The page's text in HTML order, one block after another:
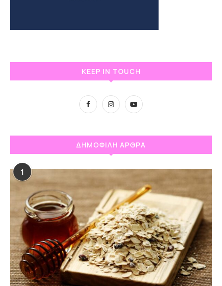
KEEP IN TOUCH
ΔΗΜΟΦΙΛΗ ΑΡΘΡΑ
1